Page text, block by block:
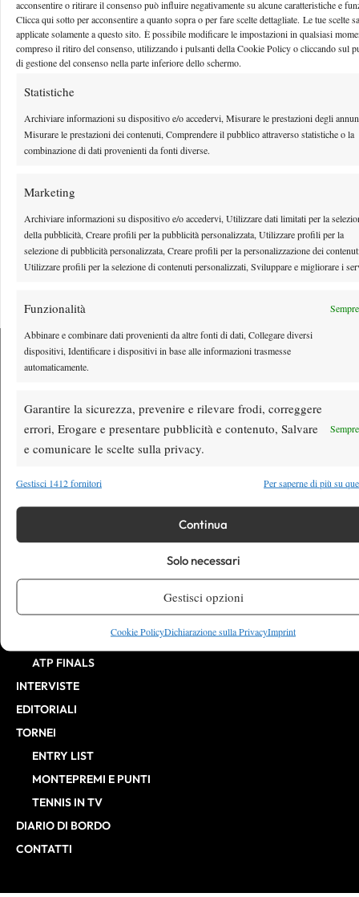
acconsentire o ritirare il consenso può influire negativamente su alcune caratteristiche e
Clicca qui sotto per acconsentire a quanto sopra o per fare scelte dettagliate. Le tue scelte
applicate solamente a questo sito. È possibile modificare le impostazioni in qualsiasi
compreso il ritiro del consenso, utilizzando i pulsanti della Cookie Policy o cliccando sul
di gestione del consenso nella parte inferiore dello schermo.
Statistiche
Archiviare informazioni su dispositivo e/o accedervi, Misurare le prestazioni degli
Misurare le prestazioni dei contenuti, Comprendere il pubblico attraverso statistiche o la
combinazione di dati provenienti da fonti diverse.
Marketing
Archiviare informazioni su dispositivo e/o accedervi, Utilizzare dati limitati per la
della pubblicità, Creare profili per la pubblicità personalizzata, Utilizzare profili per la
selezione di pubblicità personalizzata, Creare profili per la personalizzazione dei
Utilizzare profili per la selezione di contenuti personalizzati, Sviluppare e migliorare i
Funzionalità
Abbinare e combinare dati provenienti da altre fonti di dati, Collegare diversi
dispositivi, Identificare i dispositivi in base alle informazioni trasmesse
automaticamente.
Garantire la sicurezza, prevenire e rilevare frodi, correggere
errori, Erogare e presentare pubblicità e contenuto, Salvare
e comunicare le scelte sulla privacy.
Gestisci 1412 fornitori Per saperne di più su
Continua
Solo necessari
Gestisci opzioni
Cookie PolicyDichiarazione sulla PrivacyImprint
2 … 165 166 167 168 169 … 171 172
X
Youtube
10268 del 15/09/2025
Editore: VIBES MEDIA SRL, P.iva 14250480960
Direttore Responsabile: Alessandro Nizegorodcew
HOME
WTA
ITF
BILLIE JEAN KING CUP
ATP FINALS
INTERVISTE
EDITORIALI
TORNEI
ENTRY LIST
MONTEPREMI E PUNTI
TENNIS IN TV
DIARIO DI BORDO
CONTATTI